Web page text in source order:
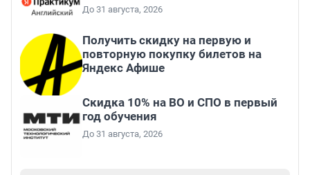
До 31 августа, 2026
Получить скидку на первую и
повторную покупку билетов на
Яндекс Афише
Скидка 10% на ВО и СПО в первый
год обучения
До 31 августа, 2026